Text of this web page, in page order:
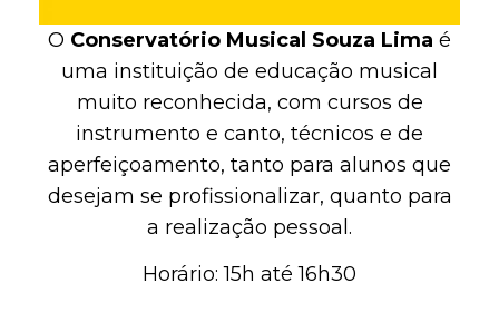
O Conservatório Musical Souza Lima é
uma instituição de educação musical
muito reconhecida, com cursos de
instrumento e canto, técnicos e de
aperfeiçoamento, tanto para alunos que
desejam se profissionalizar, quanto para
a realização pessoal.
Horário: 15h até 16h30